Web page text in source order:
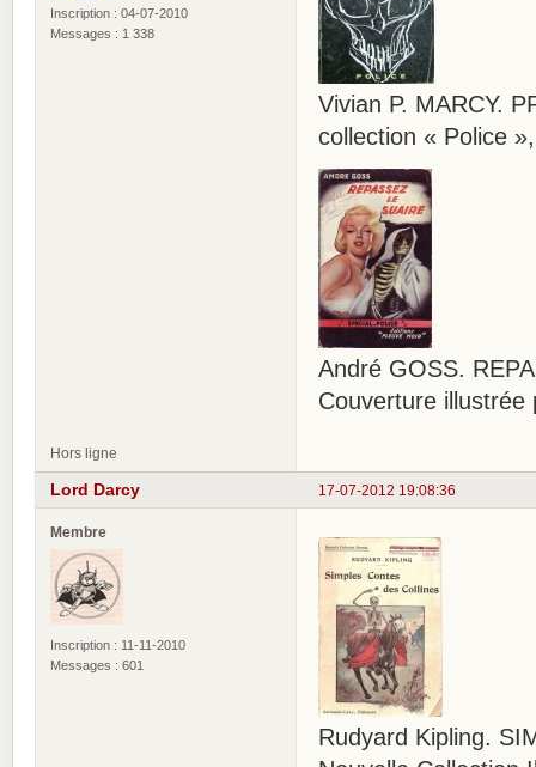
Inscription : 04-07-2010
Messages : 1 338
Vivian P. MARCY.
collection « Police
André GOSS.
Couverture illustrée
Hors ligne
17-07-2012 19:08:36
Lord Darcy
Membre
Inscription : 11-11-2010
Messages : 601
Rudyard Kipling.